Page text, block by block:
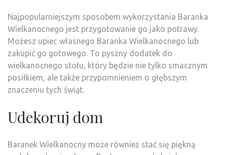
Najpopularniejszym sposobem wykorzystania Baranka
Wielkanocnego jest przygotowanie go jako potrawy.
Możesz upiec własnego Baranka Wielkanocnego lub
zakupić go gotowego. To pyszny dodatek do
wielkanocnego stołu, który będzie nie tylko smacznym
posiłkiem, ale także przypomnieniem o głębszym
znaczeniu tych świąt.
Udekoruj dom
Baranek Wielkanocny może również stać się piękną